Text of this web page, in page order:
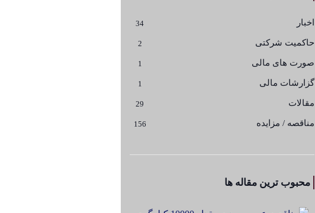
اخبار 34
حاکمیت شرکتی 2
صورت های مالی 1
گزارشات مالی 1
مقالات 29
مناقصه / مزایده 156
محبوب ترین مقاله ها